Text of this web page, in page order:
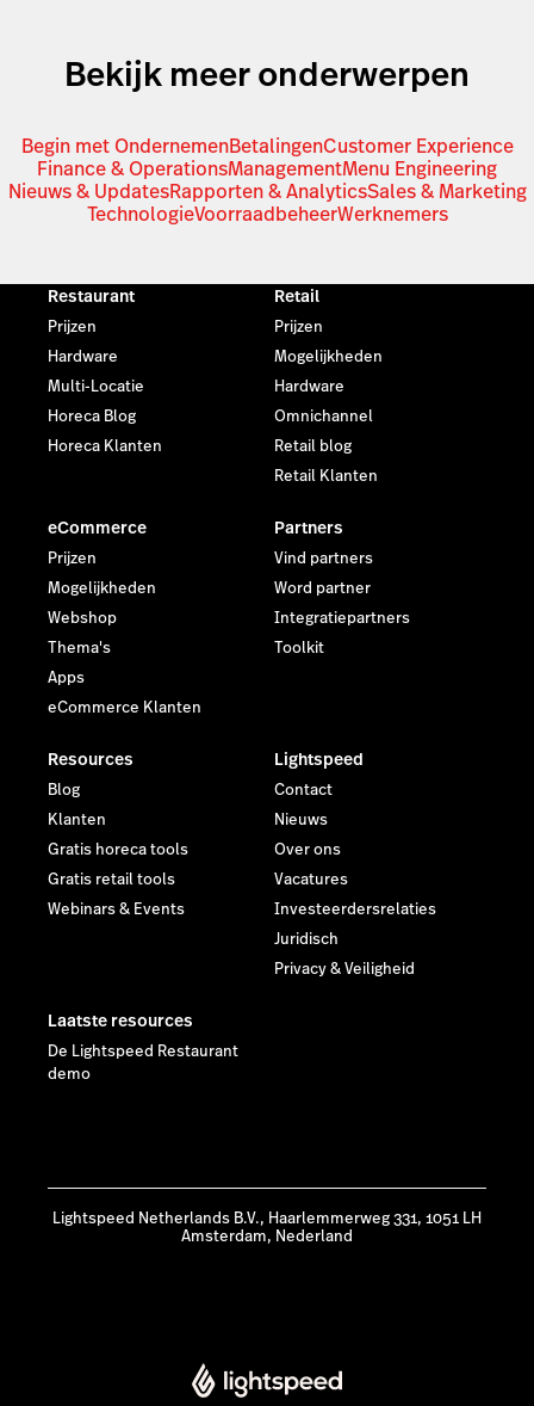
Bekijk meer onderwerpen
Begin met OndernemenBetalingenCustomer Experience
Finance & OperationsManagementMenu Engineering
Nieuws & UpdatesRapporten & AnalyticsSales & Marketing
TechnologieVoorraadbeheerWerknemers
Restaurant
Prijzen
Hardware
Multi-Locatie
Horeca Blog
Horeca Klanten
Retail
Prijzen
Mogelijkheden
Hardware
Omnichannel
Retail blog
Retail Klanten
eCommerce
Prijzen
Mogelijkheden
Webshop
Thema's
Apps
eCommerce Klanten
Partners
Vind partners
Word partner
Integratiepartners
Toolkit
Resources
Blog
Klanten
Gratis horeca tools
Gratis retail tools
Webinars & Events
Lightspeed
Contact
Nieuws
Over ons
Vacatures
Investeerdersrelaties
Juridisch
Privacy & Veiligheid
Laatste resources
De Lightspeed Restaurant
demo
Lightspeed Netherlands B.V., Haarlemmerweg 331, 1051 LH
Amsterdam, Nederland